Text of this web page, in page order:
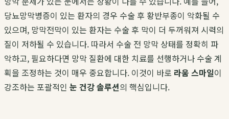
당뇨망막병증이 있는 환자의 경우 수술 후 황반부종이 악화될 수
있으며, 망막전막이 있는 환자는 수술 후 막이 더 두꺼워져 시력의
질이 저하될 수 있습니다. 따라서 수술 전 망막 상태를 정확히 파
악하고, 필요하다면 망막 질환에 대한 치료를 선행하거나 수술 계
획을 조정하는 것이 매우 중요합니다. 이것이 바로 라움 스마일이
강조하는 포괄적인 눈 건강 솔루션의 핵심입니다.